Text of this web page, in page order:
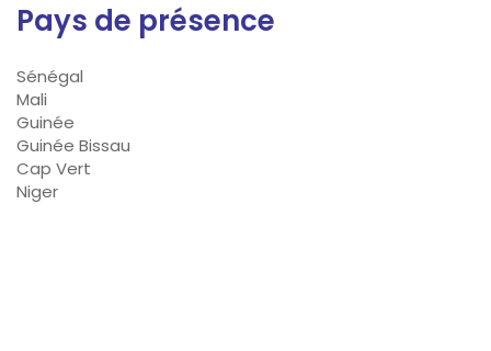
Pays de présence
Sénégal
Mali
Guinée
Guinée Bissau
Cap Vert
Niger